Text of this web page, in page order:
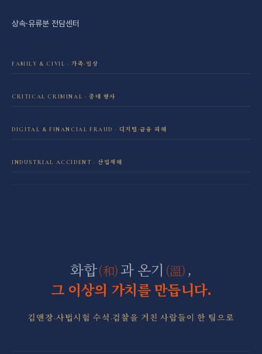
상속·유류분 전담센터
FAMILY & CIVIL · 가족·일상
학교폭력 전담센터
CRITICAL CRIMINAL · 중대 형사
DIGITAL & FINANCIAL FRAUD · 디지털·금융 피해
INDUSTRIAL ACCIDENT · 산업재해
화합(和)과 온기 (溫) ,
그 이상의 가치를 만듭니다.
김앤장·사법시험 수석·검찰을 거친 사람들이 한 팀으로